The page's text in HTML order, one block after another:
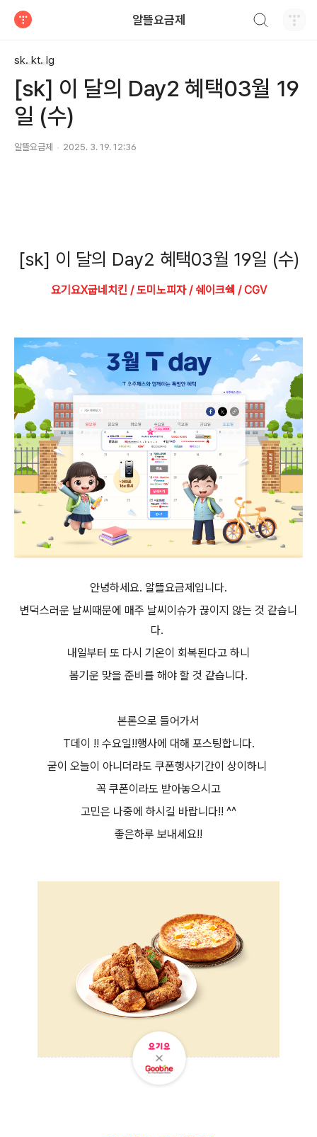
알뜰요금제
sk. kt. lg
[sk] 이 달의 Day2 혜택03월 19
일 (수)
알뜰요금제 2025. 3. 19. 12:36
[sk] 이 달의 Day2 혜택03월 19일 (수)
요기요X굽네치킨 / 도미노피자 / 쉐이크쉑 / CGV
안녕하세요. 알뜰요금제입니다.
변덕스러운 날씨때문에 매주 날씨이슈가 끊이지 않는 것 같습니
다.
내일부터 또 다시 기온이 회복된다고 하니
봄기운 맞을 준비를 해야 할 것 같습니다.
본론으로 들어가서
T데이 !! 수요일!!행사에 대해 포스팅합니다.
굳이 오늘이 아니더라도 쿠폰행사기간이 상이하니
꼭 쿠폰이라도 받아놓으시고
고민은 나중에 하시길 바랍니다!! ^^
좋은하루 보내세요!!